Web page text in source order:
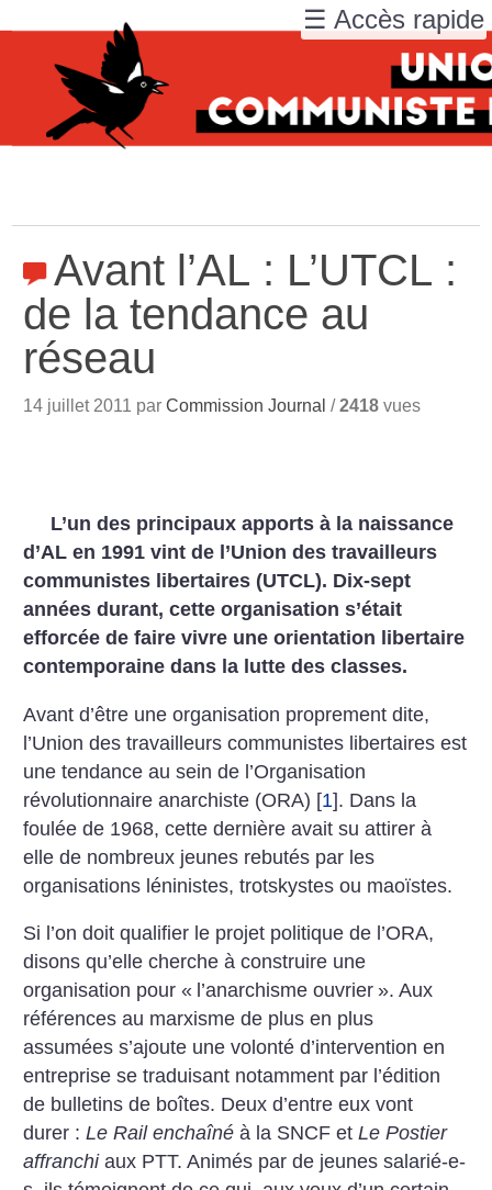
Avant l’AL : L’UTCL :
de la tendance au
réseau
14 juillet 2011 parCommission Journal /2418 vues
L’un des principaux apports à la naissance
d’AL en 1991 vint de l’Union des travailleurs
communistes libertaires (UTCL). Dix-sept
années durant, cette organisation s’était
efforcée de faire vivre une orientation libertaire
contemporaine dans la lutte des classes.
Avant d’être une organisation proprement dite,
l’Union des travailleurs communistes libertaires est
une tendance au sein de l’Organisation
révolutionnaire anarchiste (ORA) [1]. Dans la
foulée de 1968, cette dernière avait su attirer à
elle de nombreux jeunes rebutés par les
organisations léninistes, trotskystes ou maoïstes.
Si l’on doit qualifier le projet politique de l’ORA,
disons qu’elle cherche à construire une
organisation pour « l’anarchisme ouvrier ». Aux
références au marxisme de plus en plus
assumées s’ajoute une volonté d’intervention en
entreprise se traduisant notamment par l’édition
de bulletins de boîtes. Deux d’entre eux vont
durer :Le Rail enchaîné à la SNCF etLe Postier
affranchiaux PTT. Animés par de jeunes salarié-e-
☰ Accès rapide